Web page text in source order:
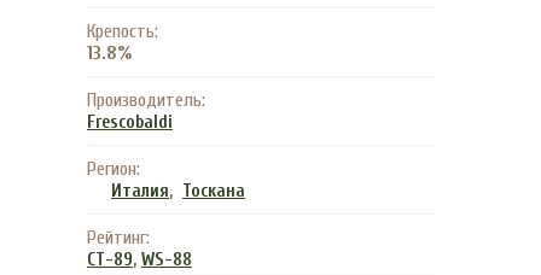
Крепость:
13.8%
Производитель:
Frescobaldi
Регион:
Италия, Тоскана
Рейтинг:
CT-89, WS-88